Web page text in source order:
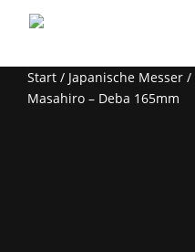
Start / Japanische Messer /
Masahiro – Deba 165mm